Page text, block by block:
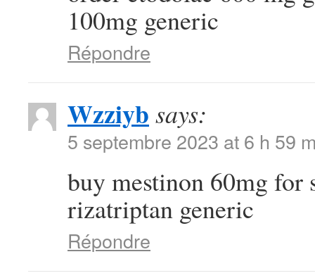
100mg generic
Répondre
Wzziyb says:
5 septembre 2023 at 6 h 59
buy mestinon 60mg for
rizatriptan generic
Répondre